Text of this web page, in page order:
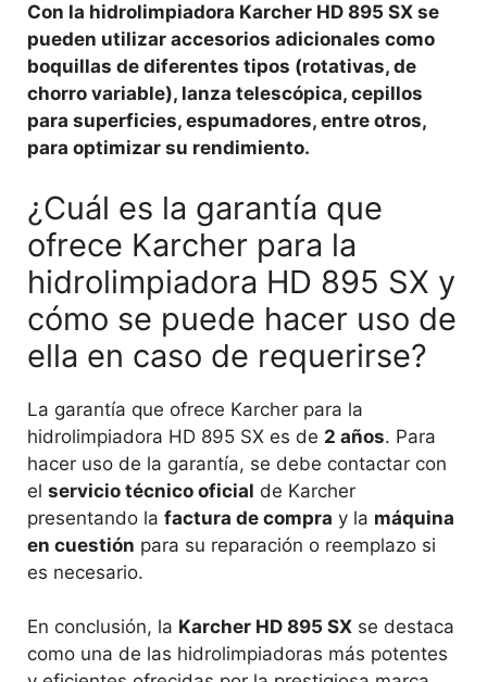
Con la hidrolimpiadora Karcher HD 895 SX se
pueden utilizar accesorios adicionales como
boquillas de diferentes tipos (rotativas, de
chorro variable), lanza telescópica, cepillos
para superficies, espumadores, entre otros,
para optimizar su rendimiento.
¿Cuál es la garantía que
ofrece Karcher para la
hidrolimpiadora HD 895 SX y
cómo se puede hacer uso de
ella en caso de requerirse?
La garantía que ofrece Karcher para la
hidrolimpiadora HD 895 SX es de 2 años. Para
hacer uso de la garantía, se debe contactar con
el servicio técnico oficial de Karcher
presentando la factura de compra y la máquina
en cuestión para su reparación o reemplazo si
es necesario.
En conclusión, la Karcher HD 895 SX se destaca
como una de las hidrolimpiadoras más potentes